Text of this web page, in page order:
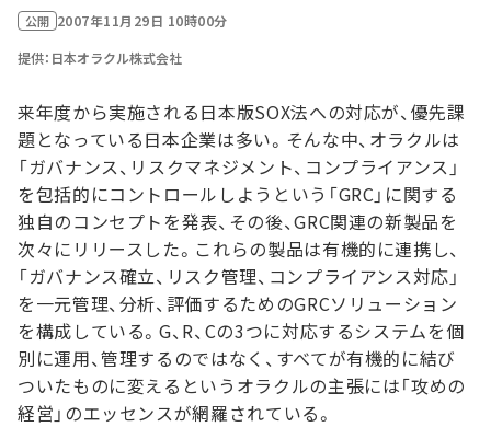
公開 2007年11月29日 10時00分
提供：日本オラクル株式会社
来年度から実施される日本版SOX法への対応が、優先課
題となっている日本企業は多い。そんな中、オラクルは
「ガバナンス、リスクマネジメント、コンプライアンス」
を包括的にコントロールしようという「GRC」に関する
独自のコンセプトを発表、その後、GRC関連の新製品を
次々にリリースした。これらの製品は有機的に連携し、
「ガバナンス確立、リスク管理、コンプライアンス対応」
を一元管理、分析、評価するためのGRCソリューション
を構成している。G、R、Cの3つに対応するシステムを個
別に運用、管理するのではなく、すべてが有機的に結び
ついたものに変えるというオラクルの主張には「攻めの
経営」のエッセンスが網羅されている。